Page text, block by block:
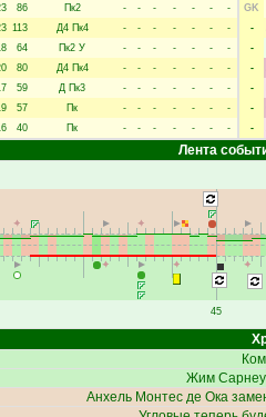
86 Пк2 - - - - - -
-
113 Д4 Пк4 - - - - - -
-
64 Пк2 У - - - - - -
-
80 Д4 Пк4 - - - - - -
-
59 Д Пк3 - - - - - -
-
57 Пк - - - - - -
-
40 Пк - - - - - - -
GK
-
-
-
-
-
-
Лента
45
Жим Сарнеу
Анхель Монтес де Ока